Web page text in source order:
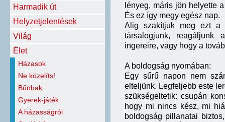
Harmadik út
Helyzetjelentések
Világ
Élet
Házasok
Ne közelíts!
Bűnbak
Gyerek-játék
A házasságról
lényeg, máris jön helyette
És ez így megy egész nap.
Alig szakítjuk meg ezt a
társalogjunk, reagáljunk
ingereire, vagy hogy a
A boldogság nyomában:
Egy sűrű napon nem
elteljünk. Legfeljebb este
szükségeltetik: csupán
hogy mi nincs kész, mi
boldogság pillanatai